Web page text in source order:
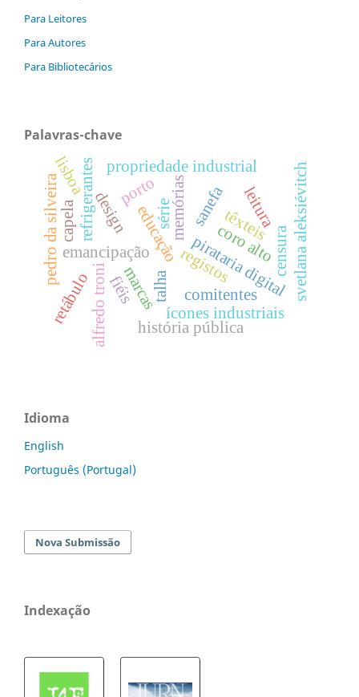
Para Leitores
Para Autores
Para Bibliotecários
Palavras-chave
pirataria digital
educação
emancipação
memórias svetlana aleksiévitch
marcas registos
têxteis
propriedade industrial
coro alto
pedro da silveira
alfredo troni
refrigerantesdesign
ícones industriais
sanefa
talha
série
comitentes
fiéis
retábulo
capela
porto
história pública
leitura
censura
lisboa
Idioma
English
Português (Portugal)
Nova Submissão
Indexação